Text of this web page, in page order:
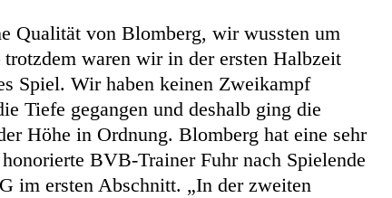
Qualität von Blomberg, wir wussten um
waren wir in der ersten Halbzeit
Spiel. Wir haben keinen Zweikampf
Tiefe gegangen und deshalb ging die
Höhe in Ordnung. Blomberg hat eine sehr
BVB-Trainer Fuhr nach Spielende
im ersten Abschnitt. „In der zweiten